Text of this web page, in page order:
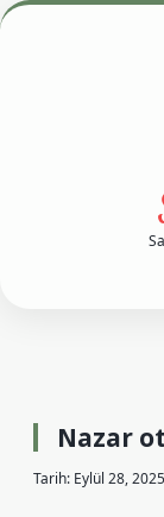
Nazar
Tarih: Eylül 28, 2025